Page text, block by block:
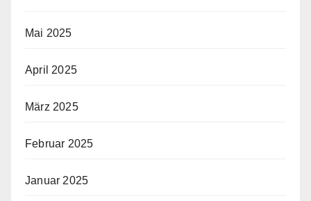
Mai 2025
April 2025
März 2025
Februar 2025
Januar 2025